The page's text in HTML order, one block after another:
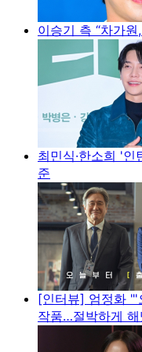
이승기 측 “차가
최민식·한소희 '
준
[인터뷰] 엄정화 "'
작품…절박하게